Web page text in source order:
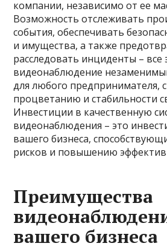
компании, независимо от ее
Возможность отслеживать
события, обеспечивать
и имущества, а также
расследовать инциденты – все
видеонаблюдение
для любого предпринимателя,
процветанию и стабильности
Инвестиции в качественную
видеонаблюдения – это
вашего бизнеса,
рисков и повышению
Преимущества
вашего бизнеса